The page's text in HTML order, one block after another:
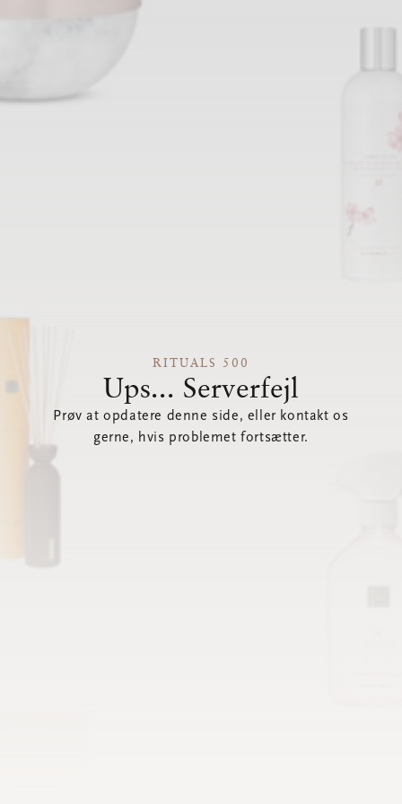
RITUALS 500
Ups... Serverfejl
Prøv at opdatere denne side, eller kontakt os
gerne, hvis problemet fortsætter.